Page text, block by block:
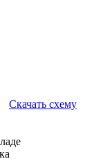
Скачать схему